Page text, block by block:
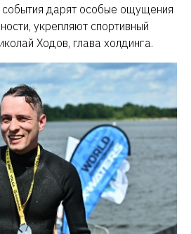
события дарят особые ощущения
укрепляют спортивный
Ходов, глава холдинга.